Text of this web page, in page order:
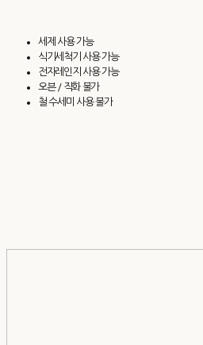
세제 사용 가능
식기세척기 사용 가능
전자레인지 사용 가능
오븐 / 직화 불가
철 수세미 사용 불가